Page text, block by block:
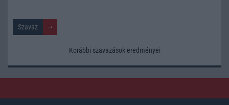
Korábbi szavazások eredményei